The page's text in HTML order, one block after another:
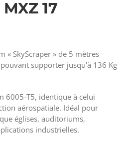
17
« SkyScraper » de 5 mètres
supporter jusqu'à 136 Kg
6005-T5, identique à celui
aérospatiale. Idéal pour
églises, auditoriums,
industrielles.